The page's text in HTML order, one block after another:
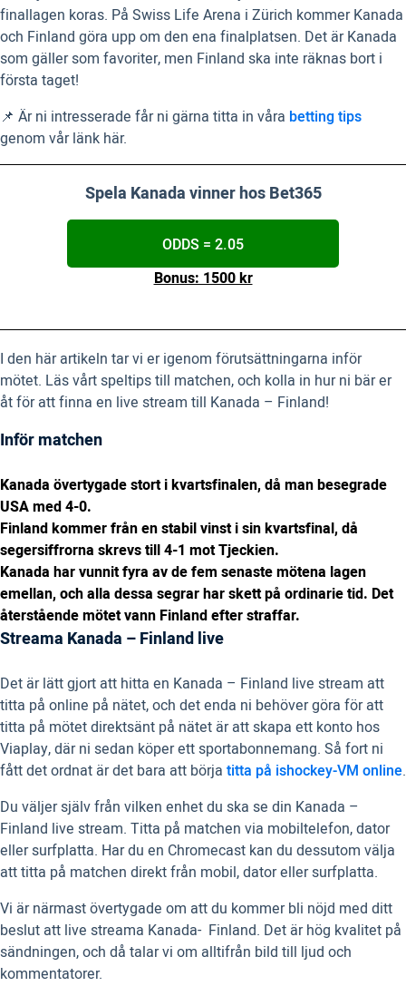
finallagen koras. På Swiss Life Arena i Zürich kommer Kanada
och Finland göra upp om den ena finalplatsen. Det är Kanada
som gäller som favoriter, men Finland ska inte räknas bort i
första taget!
📌 Är ni intresserade får ni gärna titta in våra betting tips
genom vår länk här.
Spela Kanada vinner hos Bet365
ODDS = 2.05
Bonus: 1500 kr
I den här artikeln tar vi er igenom förutsättningarna inför
mötet. Läs vårt speltips till matchen, och kolla in hur ni bär er
åt för att finna en live stream till Kanada – Finland!
Inför matchen
Kanada övertygade stort i kvartsfinalen, då man besegrade
USA med 4-0.
Finland kommer från en stabil vinst i sin kvartsfinal, då
segersiffrorna skrevs till 4-1 mot Tjeckien.
Kanada har vunnit fyra av de fem senaste mötena lagen
emellan, och alla dessa segrar har skett på ordinarie tid. Det
återstående mötet vann Finland efter straffar.
Streama Kanada – Finland live
Det är lätt gjort att hitta en Kanada – Finland live stream att
titta på online på nätet, och det enda ni behöver göra för att
titta på mötet direktsänt på nätet är att skapa ett konto hos
Viaplay, där ni sedan köper ett sportabonnemang. Så fort ni
fått det ordnat är det bara att börja titta på ishockey-VM online.
Du väljer själv från vilken enhet du ska se din Kanada –
Finland live stream. Titta på matchen via mobiltelefon, dator
eller surfplatta. Har du en Chromecast kan du dessutom välja
att titta på matchen direkt från mobil, dator eller surfplatta.
Vi är närmast övertygade om att du kommer bli nöjd med ditt
beslut att live streama Kanada- Finland. Det är hög kvalitet på
sändningen, och då talar vi om alltifrån bild till ljud och
kommentatorer.